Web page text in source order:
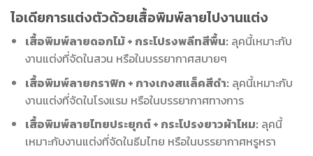
ไอเดียการแต่งตัวด้วยเสื้อพิมพ์ลายไปงานแต่ง
เสื้อพิมพ์ลายดอกไม้ + กระโปรงพลีทสีพื้น: ลุคนี้เหมาะกับ
งานแต่งที่จัดในสวน หรือในบรรยากาศสบายๆ
เสื้อพิมพ์ลายกราฟิก + กางเกงสแล็คสีดำ: ลุคนี้เหมาะกับ
งานแต่งที่จัดในโรงแรม หรือในบรรยากาศทางการ
เสื้อพิมพ์ลายไทยประยุกต์ + กระโปรงยาวผ้าไหม: ลุคนี้
เหมาะกับงานแต่งที่จัดในธีมไทย หรือในบรรยากาศหรูหรา